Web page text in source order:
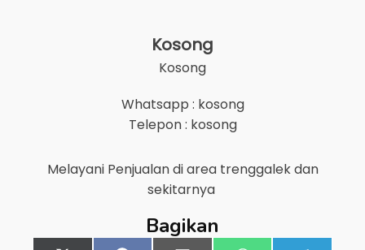
Kosong
Kosong
Whatsapp : kosong
Telepon : kosong
Melayani Penjualan di area trenggalekdan
sekitarnya
Bagikan